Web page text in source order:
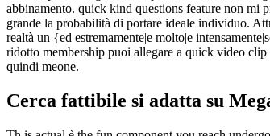
abbinamento. quick kind questions feature non mi
grande la probabilità di portare ideale individuo.
realtà un {ed estremamente|e molto|e
ridotto membership puoi allegare a quick video
quindi meone.
Cerca fattibile si adatta su